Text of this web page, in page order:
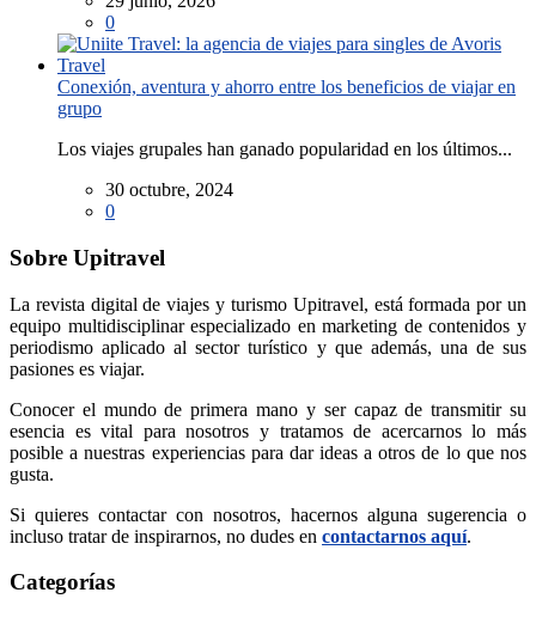
0
Conexión, aventura y ahorro entre los beneficios de viajar en
grupo
Los viajes grupales han ganado popularidad en los últimos...
30 octubre, 2024
0
Sobre Upitravel
La revista digital de viajes y turismo Upitravel, está formada por un
equipo multidisciplinar especializado en marketing de contenidos y
periodismo aplicado al sector turístico y que además, una de sus
pasiones es viajar.
Conocer el mundo de primera mano y ser capaz de transmitir su
esencia es vital para nosotros y tratamos de acercarnos lo más
posible a nuestras experiencias para dar ideas a otros de lo que nos
gusta.
Si quieres contactar con nosotros, hacernos alguna sugerencia o
incluso tratar de inspirarnos, no dudes en contactarnos aquí.
Categorías